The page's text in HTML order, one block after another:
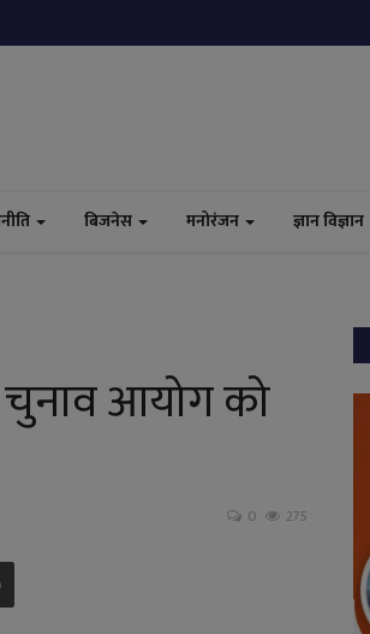
बिजनेस मनोरंजन ज्ञान विज्ञान
चुनाव आयोग को
0 275